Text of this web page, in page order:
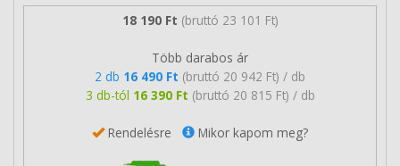
18 190 Ft (bruttó 23 101 Ft)
Több darabos ár
2 db 16 490 Ft (bruttó 20 942 Ft) / db
3 db-tól 16 390 Ft (bruttó 20 815 Ft) / db
Rendelésre Mikor kapom meg?